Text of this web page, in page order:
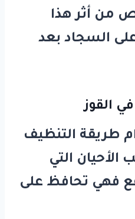
من أثر هذا
السجاد بعد
القوز
طريقة التنظيف
الأحيان التي
فهي تحافظ على